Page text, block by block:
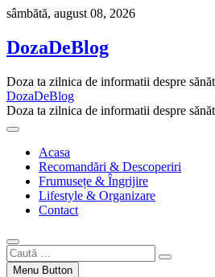
Skip
content
sâmbătă, august 08, 2026
DozaDeBlog
Doza ta zilnica de informatii despre
DozaDeBlog
Doza ta zilnica de informatii despre
Acasa
Recomandări & Descoperiri
Frumusețe & Îngrijire
Lifestyle & Organizare
Contact
Caută
…Menu Button